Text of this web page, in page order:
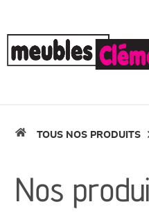
TOUS NOS PRODUITS
Nos